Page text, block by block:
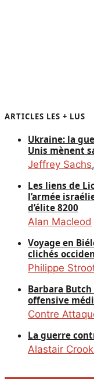
ARTICLES LES + LUS
Ukraine: la
Unis mènent
Jeffrey Sachs,
Les liens de
l’armée
d’élite 8200
Alan Macleod
Voyage en
clichés
Philippe
Barbara
offensive
Contre
La guerre
Alastair